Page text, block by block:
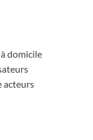
domicile
acteurs